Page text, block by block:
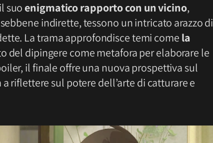
suoenigmatico rapporto con un vicino,
indirette, tessono un intricato arazzo di
La trama approfondisce temi come la
del dipingere come metafora per elaborare le
il finale offre una nuova prospettiva sul
riflettere sul potere dell’arte di catturare e